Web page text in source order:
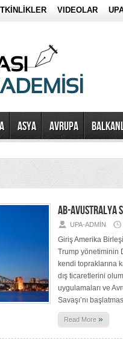
VIDEOLAR
ASYA AVRUPA
AB-AVUSTRALYA
UPA-ADMIN
Giriş Amerika
Trump yönetiminin
kendi topraklarına
dış ticaretlerini
uygulamaları ve
Savaşı’nı
Read More »